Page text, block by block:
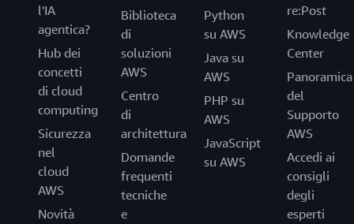
l'IA
agentica?
Hub dei
concetti
di cloud
computing
Sicurezza
nel
cloud
AWS
Novità
Biblioteca
di
soluzioni
AWS
Centro
di
architettura
Domande
frequenti
tecniche
e
Python
su AWS
Java su
AWS
PHP su
AWS
JavaScript
su AWS
re:Post
Knowledge
Center
Panoramica
del
Supporto
AWS
Accedi ai
consigli
degli
esperti